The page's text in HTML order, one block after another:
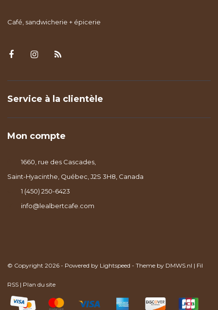
Café, sandwicherie + épicerie
Service à la clientèle
Mon compte
1660, rue des Cascades,
Saint-Hyacinthe, Québec, J2S 3H8, Canada
1 (450) 250-6423
info@lealbertcafe.com
© Copyright 2026 - Powered by Lightspeed - Theme by DMWS.nl | Fil
RSS | Plan du site